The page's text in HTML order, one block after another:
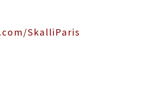
SkalliParis